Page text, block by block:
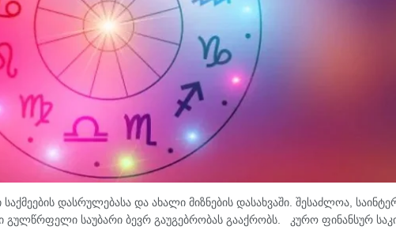
დასრულებასა და ახალი მიზნების დასახვაში. შესაძლოა,
გულწრფელი საუბარი ბევრ გაუგებრობას გააქრობს. კურო ფინანსურ